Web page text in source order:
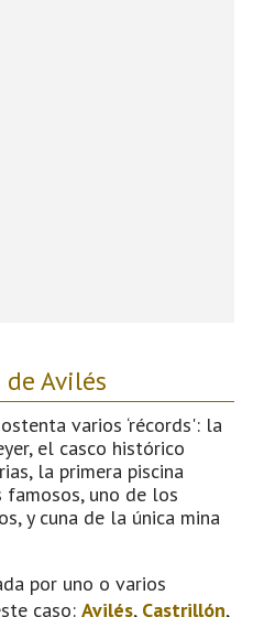
de Avilés
varios ‘récords': la
el casco histórico
la primera piscina
uno de los
y cuna de la única mina
por uno o varios
caso: Avilés, Castrillón,